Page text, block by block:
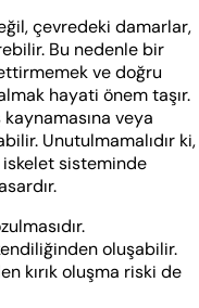
çevredeki damarlar,
Bu nedenle bir
ve doğru
hayati önem taşır.
veya
Unutulmamalıdır ki,
iskelet sisteminde
oluşabilir.
kırık oluşma riski de